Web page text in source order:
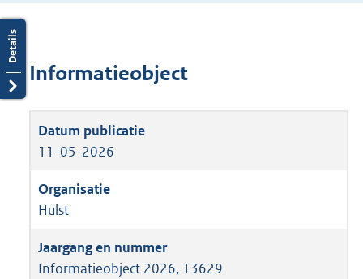
Informatieobject
11-05-2026
Hulst
Informatieobject 2026, 13629